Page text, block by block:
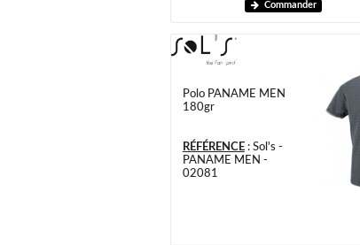
Commander
Polo PANAME MEN
180gr
RÉFÉRENCE: Sol's -
PANAME MEN -
02081